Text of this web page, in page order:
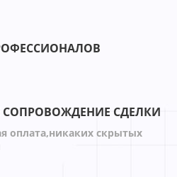
СДЕЛКИ
оплата,никаких скрытых